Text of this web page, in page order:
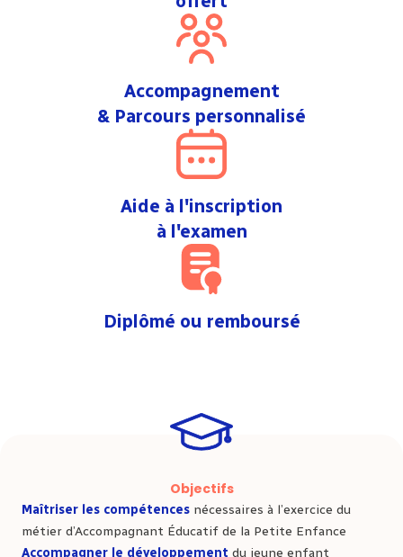
Accompagnement
& Parcours personnalisé
Aide à l'inscription
à l'examen
Diplômé ou remboursé
Objectifs
Maîtriser les compétences nécessaires à l’exercice du
métier d’Accompagnant Éducatif de la Petite Enfance
Accompagner le développement du jeune enfant